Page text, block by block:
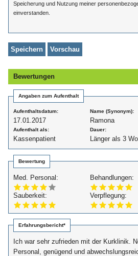
Speicherung und Nutzung meiner
einverstanden.
Bewertungen
Angaben zum Aufenthalt
Aufenthaltsdatum:
17.01.2017
Name (Synonym):
Ramona
Aufenthalt als:
Kassenpatient
Dauer:
Länger als 3
Bewertung
Med. Personal: Behandlungen:
Sauberkeit: Verpflegung:
Erfahrungsbericht*
Ich war sehr zufrieden mit der Kurklinik.
Personal, genügend und